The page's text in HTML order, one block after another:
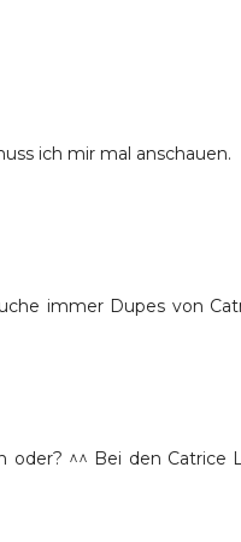
ich mir mal anschauen.
immer Dupes von
^^ Bei den Catrice